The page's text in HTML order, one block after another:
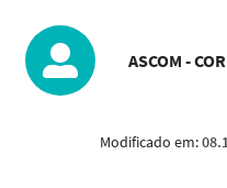
ASCOM -
Modificado em: